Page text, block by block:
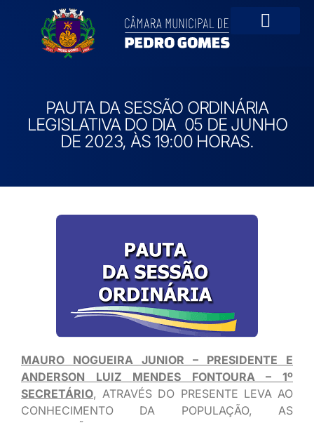
PAUTA DA SESSÃO ORDINÁRIA
LEGISLATIVA DO DIA 05 DE JUNHO
DE 2023, ÀS 19:00 HORAS.
MAURO NOGUEIRA JUNIOR – PRESIDENTE E
ANDERSON LUIZ MENDES FONTOURA – 1º
SECRETÁRIO, ATRAVÉS DO PRESENTE LEVA AO
CONHECIMENTO DA POPULAÇÃO, AS